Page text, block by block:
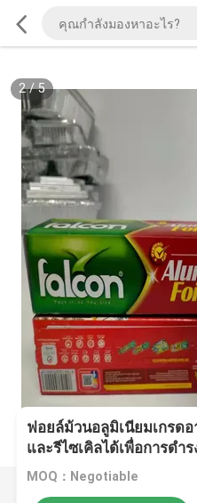
2/5
ฟอยล์ม้วนอลูมิเนียมเกรด
และรีไซเคิลได้เพื่อการดำ
MOQ：Negotiable